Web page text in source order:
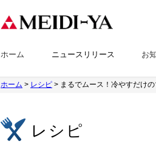
ホーム ニュースリリース お
ホーム > レシピ > まるでムース！冷やすだけ
レシピ